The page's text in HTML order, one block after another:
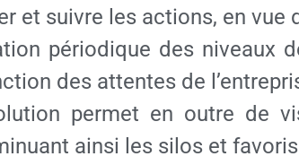
et suivre les actions, en vue
périodique des
des attentes de
permet en outre de
ainsi les silos et